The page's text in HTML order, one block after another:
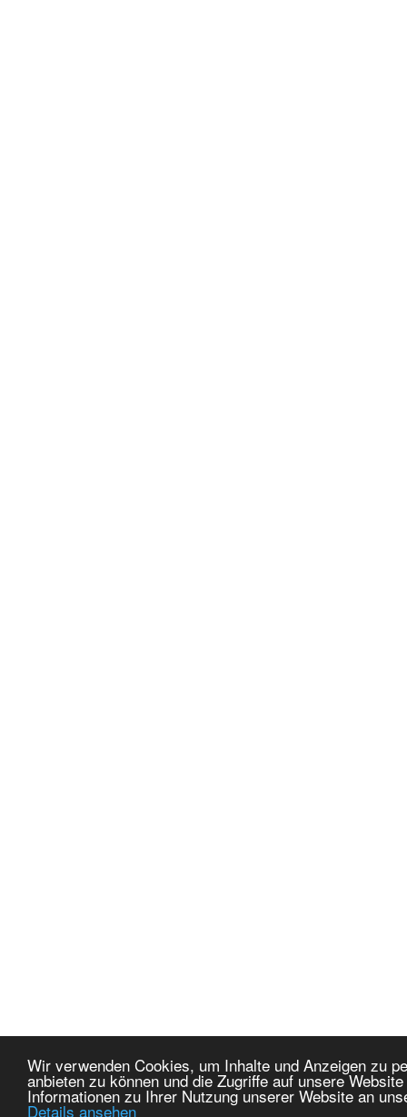
Wir verwenden Cookies, um Inhalte und Anzeigen zu
anbieten zu können und die Zugriffe auf unsere
Informationen zu Ihrer Nutzung unserer Website an
Details ansehen